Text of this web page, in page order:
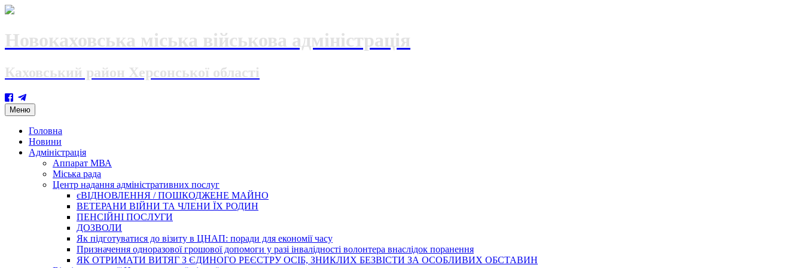
Новокаховська міська військова адміністрація
Каховський район Херсонської області
Меню Skip
to
content
Головна
Новини
Адміністрація
Аппарат МВА
Міська рада
Центр надання адміністративних послуг
єВІДНОВЛЕННЯ / ПОШКОДЖЕНЕ МАЙНО
ВЕТЕРАНИ ВІЙНИ ТА ЧЛЕНИ ЇХ РОДИН
ПЕНСІЙНІ ПОСЛУГИ
ДОЗВОЛИ
Як підготуватися до візиту в ЦНАП: поради для економії часу
Призначення одноразової грошової допомоги у разі інвалідності волонтера внаслідок поранення
ЯК ОТРИМАТИ ВИТЯГ З ЄДИНОГО РЕЄСТРУ ОСІБ, ЗНИКЛИХ БЕЗВІСТИ ЗА ОСОБЛИВИХ ОБСТАВИН